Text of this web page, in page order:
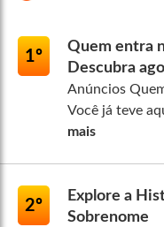
1º
Quem entra
Descubra
Anúncios
Você já teve
mais
2º
Explore a
Sobrenome